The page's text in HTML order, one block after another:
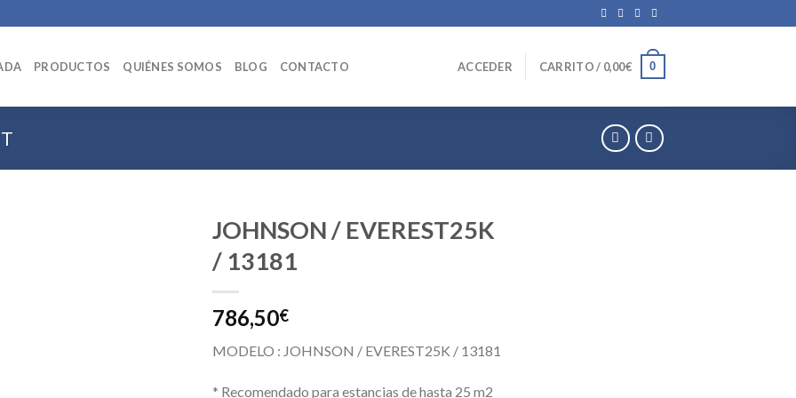
PRODUCTOS QUIÉNES SOMOS BLOG CONTACTO ACCEDER CARRITO / 0,00€ 0
JOHNSON / EVEREST25K
/ 13181
786,50€
MODELO : JOHNSON / EVEREST25K / 13181
* Recomendado para estancias de hasta 25 m2